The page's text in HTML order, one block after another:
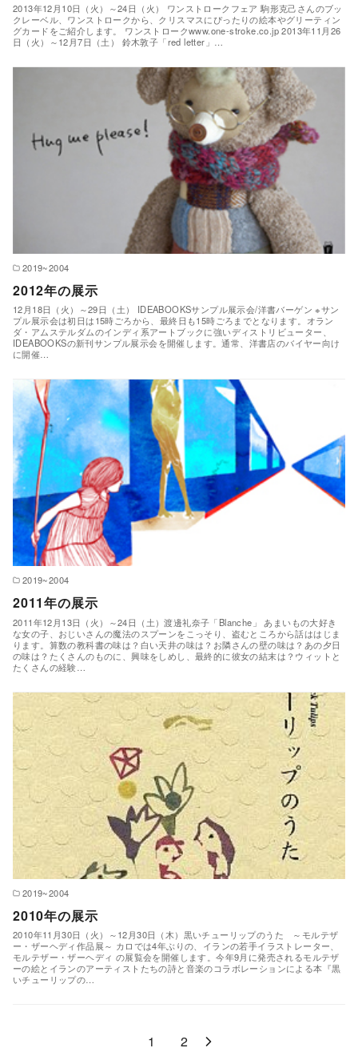
2013年12月10日（火）～24日（火） ワンストロークフェア 駒形克己さんのブッ
クレーベル、ワンストロークから、クリスマスにぴったりの絵本やグリーティン
グカードをご紹介します。 ワンストロークwww.one-stroke.co.jp 2013年11月26
日（火）～12月7日（土） 鈴木敦子「red letter」…
2019~2004
2012年の展示
12月18日（火）～29日（土） IDEABOOKSサンプル展示会/洋書バーゲン ※サン
プル展示会は初日は15時ごろから、最終日も15時ごろまでとなります。オラン
ダ・アムステルダムのインディ系アートブックに強いディストリビューター、
IDEABOOKSの新刊サンプル展示会を開催します。通常、洋書店のバイヤー向け
に開催…
2019~2004
2011年の展示
2011年12月13日（火）～24日（土）渡邊礼奈子「Blanche」 あまいもの大好き
な女の子、おじいさんの魔法のスプーンをこっそり、盗むところから話ははじま
ります。算数の教科書の味は？白い天井の味は？お隣さんの壁の味は？あの夕日
の味は？たくさんのものに、興味をしめし、最終的に彼女の結末は？ウィットと
たくさんの経験…
2019~2004
2010年の展示
2010年11月30日（火）～12月30日（木）黒いチューリップのうた ～モルテザ
ー・ザーヘディ作品展～ カロでは4年ぶりの、イランの若手イラストレーター、
モルテザー・ザーヘディ の展覧会を開催します。今年9月に発売されるモルテザ
ーの絵とイランのアーティストたちの詩と音楽のコラボレーションによる本『黒
いチューリップの…
1 2